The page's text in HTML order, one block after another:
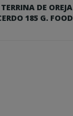
TERRINA DE
185 G.